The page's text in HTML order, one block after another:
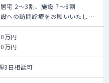
宅 2～3割、施設 7～8割
への訪問診療をお願いいたしま
1名、看護師1名
万円
万円
日相談可